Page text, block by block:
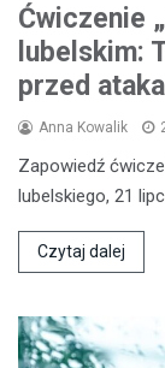
Ćwiczenie
lubelskim:
przed
Anna Kowalik
Zapowiedź
lubelskiego, 21
Czytaj dalej